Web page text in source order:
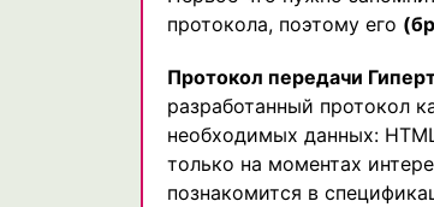
протокола, поэтому его
Протокол передачи
разработанный протокол
необходимых данных:
только на моментах
познакомится в